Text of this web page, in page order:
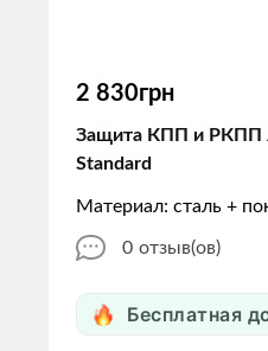
2 830грн
Защита КПП и РКПП
Standard
Материал: сталь +
0 отзыв(ов)
Бесплатная